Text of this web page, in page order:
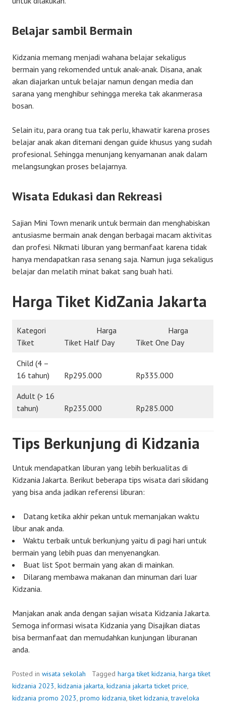
Belajar sambil Bermain
Kidzania memang menjadi wahana belajar sekaligus
bermain yang rekomended untuk anak-anak. Disana, anak
akan diajarkan untuk belajar namun dengan media dan
sarana yang menghibur sehingga mereka tak akanmerasa
bosan.
Selain itu, para orang tua tak perlu, khawatir karena proses
belajar anak akan ditemani dengan guide khusus yang sudah
profesional. Sehingga menunjang kenyamanan anak dalam
melangsungkan proses belajarnya.
Wisata Edukasi dan Rekreasi
Sajian Mini Town menarik untuk bermain dan menghabiskan
antusiasme bermain anak dengan berbagai macam aktivitas
dan profesi. Nikmati liburan yang bermanfaat karena tidak
hanya mendapatkan rasa senang saja. Namun juga sekaligus
belajar dan melatih minat bakat sang buah hati.
Harga Tiket KidZania Jakarta
Kategori
Tiket
Harga
Tiket Half Day
Harga
Tiket One Day
Child (4 –
16 tahun)
Rp295.000 Rp335.000
Adult (> 16
tahun)
Rp235.000 Rp285.000
Tips Berkunjung di Kidzania
Untuk mendapatkan liburan yang lebih berkualitas di
Kidzania Jakarta. Berikut beberapa tips wisata dari sikidang
yang bisa anda jadikan referensi liburan:
Datang ketika akhir pekan untuk memanjakan waktu
libur anak anda.
Waktu terbaik untuk berkunjung yaitu di pagi hari untuk
bermain yang lebih puas dan menyenangkan.
Buat list Spot bermain yang akan di mainkan.
Dilarang membawa makanan dan minuman dari luar
Kidzania.
Manjakan anak anda dengan sajian wisata Kidzania Jakarta.
Semoga informasi wisata Kidzania yang Disajikan diatas
bisa bermanfaat dan memudahkan kunjungan liburanan
anda.
Posted in wisata sekolah Tagged harga tiket kidzania, harga tiket
kidzania 2023, kidzania jakarta, kidzania jakarta ticket price,
kidzania promo 2023, promo kidzania,tiket kidzania,traveloka